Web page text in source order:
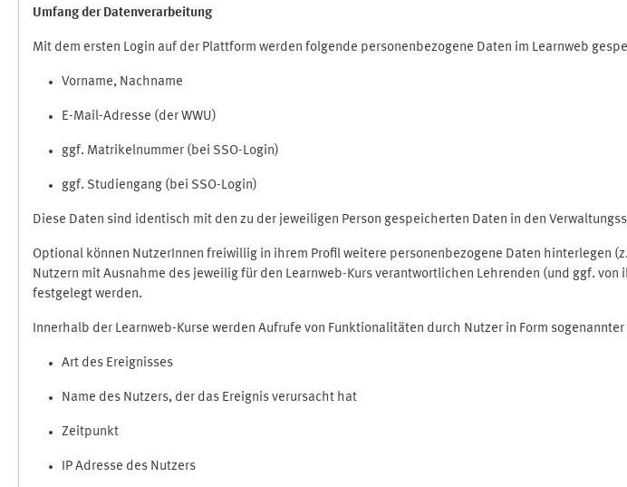
Umfang der Datenverarbeitung
Mit dem ersten Login auf der Plattform werden folgende personenbezogene Daten im Learnweb
Vorname, Nachname
E-Mail-Adresse (der WWU)
ggf. Matrikelnummer (bei SSO-Login)
ggf. Studiengang (bei SSO-Login)
Diese Daten sind identisch mit den zu der jeweiligen Person gespeicherten Daten in den
Optional können NutzerInnen freiwillig in ihrem Profil weitere personenbezogene Daten hinterlegen
Nutzern mit Ausnahme des jeweilig für den Learnweb-Kurs verantwortlichen Lehrenden (und ggf.
festgelegt werden.
Innerhalb der Learnweb-Kurse werden Aufrufe von Funktionalitäten durch Nutzer in Form
Art des Ereignisses
Name des Nutzers, der das Ereignis verursacht hat
Zeitpunkt
IP Adresse des Nutzers